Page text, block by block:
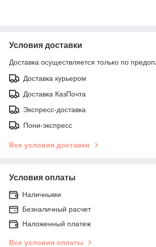
Условия доставки
Доставка осуществляется только по
Доставка курьером
Доставка КазПочта
Экспресс-доставка
Пони-экспресс
Все условия доставки
Условия оплаты
Наличными
Безналичный расчет
Наложенный платеж
Все условия оплаты